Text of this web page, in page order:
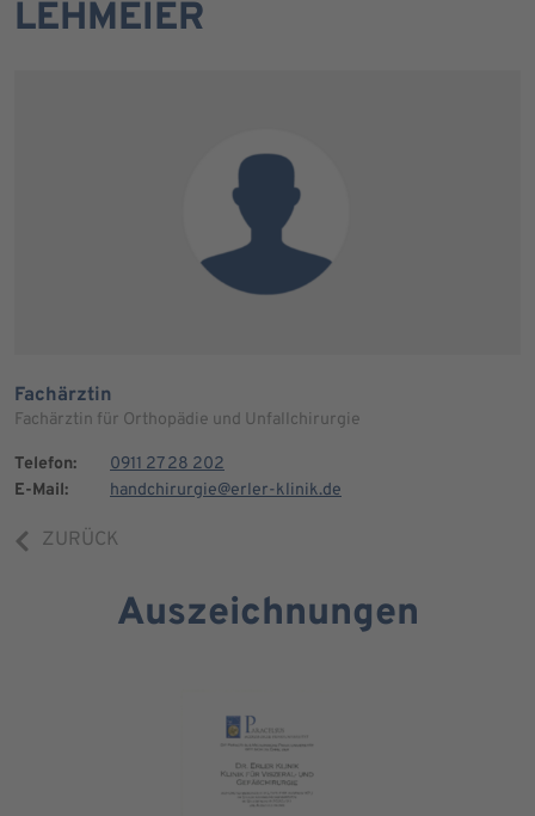
LEHMEIER
Fachärztin
Fachärztin für Orthopädie und Unfallchirurgie
Telefon:
0911 27 28 202
E-Mail:
handchirurgie@erler-klinik.de
ZURÜCK
Auszeichnungen